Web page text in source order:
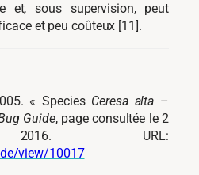
et, sous supervision, peut
et peu coûteux [11].
« Species Ceresa alta –
Guide, page consultée le 2
2016. URL:
view/10017